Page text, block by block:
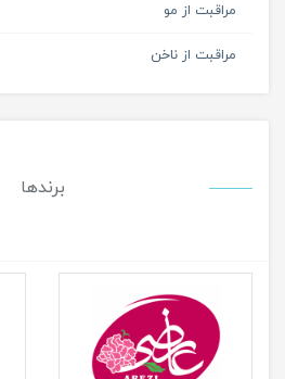
مراقبت از مو
مراقبت از ناخن
برندها